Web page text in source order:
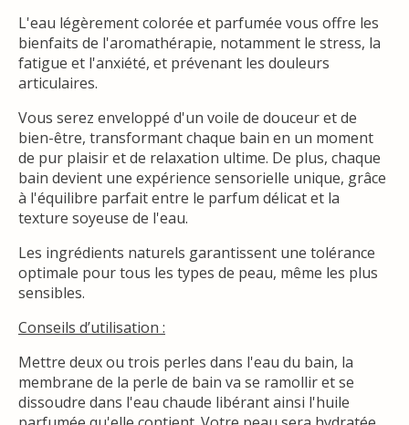
L'eau légèrement colorée et parfumée vous offre les
bienfaits de l'aromathérapie, notamment le stress, la
fatigue et l'anxiété, et prévenant les douleurs
articulaires.
Vous serez enveloppé d'un voile de douceur et de
bien-être, transformant chaque bain en un moment
de pur plaisir et de relaxation ultime. De plus, chaque
bain devient une expérience sensorielle unique, grâce
à l'équilibre parfait entre le parfum délicat et la
texture soyeuse de l'eau.
Les ingrédients naturels garantissent une tolérance
optimale pour tous les types de peau, même les plus
sensibles.
Conseils d’utilisation :
Mettre deux ou trois perles dans l'eau du bain, la
membrane de la perle de bain va se ramollir et se
dissoudre dans l'eau chaude libérant ainsi l'huile